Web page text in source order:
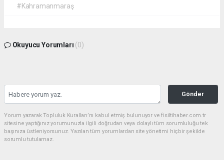
#Kahramanmaraş
Okuyucu Yorumları (0)
Gönder
Yorum yazarak Topluluk Kuralları’nı kabul etmiş bulunuyor ve fisiltihaber.com.tr
sitesine yaptığınız yorumunuzla ilgili doğrudan veya dolaylı tüm sorumluluğu tek
başınıza üstleniyorsunuz. Yazılan tüm yorumlardan site yönetimi hiçbir şekilde
sorumlu tutulamaz.